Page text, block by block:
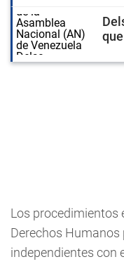
Los procedimientos
Derechos Humanos
independientes con